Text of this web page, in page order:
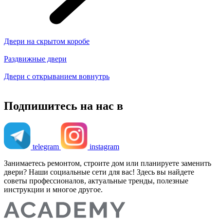
Двери на скрытом коробе
Раздвижные двери
Двери с открыванием вовнутрь
Подпишитесь на нас в
telegram
instagram
Занимаетесь ремонтом, строите дом или планируете заменить
двери? Наши социальные сети для вас! Здесь вы найдете
советы профессионалов, актуальные тренды, полезные
инструкции и многое другое.